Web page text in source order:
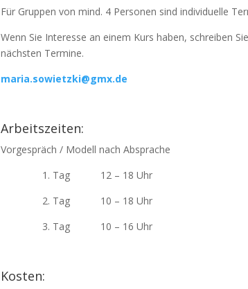
Für Gruppen von mind. 4 Personen sind individuelle
Wenn Sie Interesse an einem Kurs haben, schreiben
nächsten Termine.
maria.sowietzki@gmx.de
Arbeitszeiten:
Vorgespräch / Modell nach Absprache
1. Tag 12 – 18 Uhr
2. Tag 10 – 18 Uhr
3. Tag 10 – 16 Uhr
Kosten: